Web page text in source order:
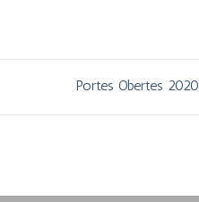
Portes Obertes 2020